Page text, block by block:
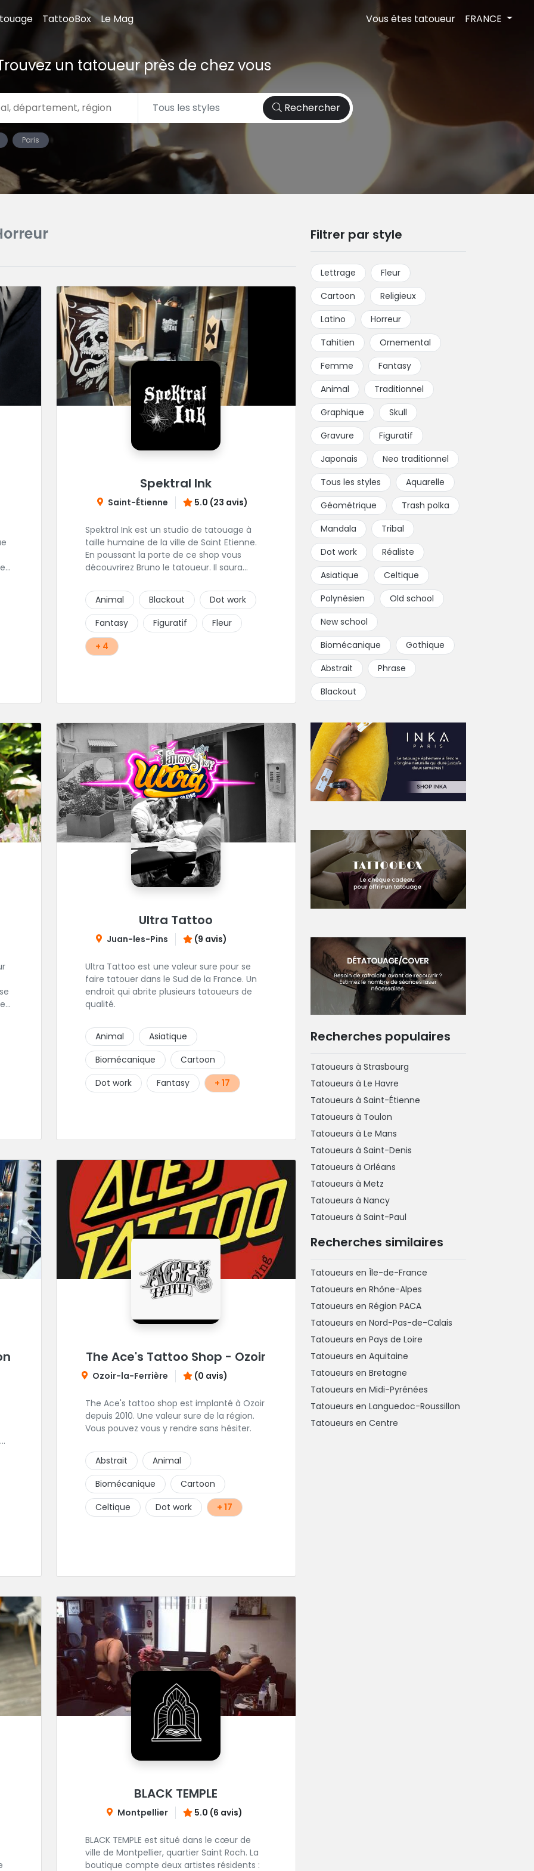
TattooBox Le Mag Vous êtes tatoueur FRANCE
un tatoueur près de chez vous
Rechercher
Paris
Spektral Ink
Saint-Étienne 5.0 (23 avis)
Spektral Ink est un studio de tatouage à
taille humaine de la ville de Saint Etienne.
En poussant la porte de ce shop vous
découvrirez Bruno le tatoueur. Il saura
votre projet de tatouage. N'hésitez pas à lui
envoyer un message ou à l'appeler.
Animal Blackout
Dot work
Fantasy
Figuratif
Fleur
+ 4
Ultra Tattoo
Juan-les-Pins (9 avis)
Ultra Tattoo est une valeur sure pour se
faire tatouer dans le Sud de la France. Un
endroit qui abrite plusieurs tatoueurs de
qualité.
Animal
Asiatique
Biomécanique
Cartoon
Dot work
Fantasy + 17
The Ace's Tattoo Shop - Ozoir
Ozoir-la-Ferrière (0 avis)
The Ace's tattoo shop est implanté à Ozoir
depuis 2010. Une valeur sure de la région.
Vous pouvez vous y rendre sans hésiter.
Abstrait
Animal
Biomécanique
Cartoon
Celtique
Dot work + 17
BLACK TEMPLE
Montpellier 5.0 (6 avis)
BLACK TEMPLE est situé dans le cœur de
ville de Montpellier, quartier Saint Roch. La
boutique compte deux artistes résidents :
Filtrer par style
Lettrage
Fleur
Cartoon
Religieux
Latino
Horreur
Tahitien
Ornemental
Femme
Fantasy
Animal
Traditionnel
Graphique
Skull
Gravure
Figuratif
Japonais
Neo traditionnel
Tous les styles
Aquarelle
Géométrique
Trash polka
Mandala
Tribal
Dot work
Réaliste
Asiatique
Celtique
Polynésien
Old school
New school
Biomécanique
Gothique
Abstrait
Phrase
Blackout
Recherches populaires
Tatoueurs à Strasbourg
Tatoueurs à Le Havre
Tatoueurs à Saint-Étienne
Tatoueurs à Toulon
Tatoueurs à Le Mans
Tatoueurs à Saint-Denis
Tatoueurs à Orléans
Tatoueurs à Metz
Tatoueurs à Nancy
Tatoueurs à Saint-Paul
Recherches similaires
Tatoueurs en Île-de-France
Tatoueurs en Rhône-Alpes
Tatoueurs en Région PACA
Tatoueurs en Nord-Pas-de-Calais
Tatoueurs en Pays de Loire
Tatoueurs en Aquitaine
Tatoueurs en Bretagne
Tatoueurs en Midi-Pyrénées
Tatoueurs en Languedoc-Roussillon
Tatoueurs en Centre